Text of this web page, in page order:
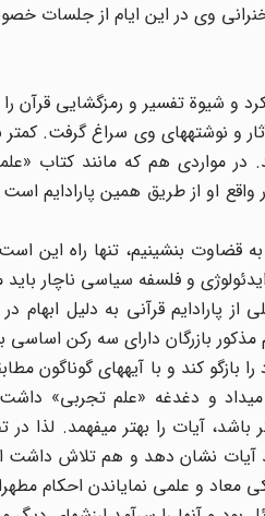
وی در این ایام از جلسات
کرد و شیوة تفسیر و رمزگشایی
و نوشتههای وی سراغ گرفت. کمتر
مواردی هم که مانند کتاب
واقع او از طریق همین پارادایم
قضاوت بنشینیم، تنها راه این
قرآنی به دلیل ابهام
بازرگان دارای سه رکن اساسی
کند و با آیههای گوناگون
و دغدغه «علم تجربی»
آیات را بهتر میفهمد. لذا
آیات نشان دهد و هم تلاش داشت
معاد و علمی نمایاندن احکام